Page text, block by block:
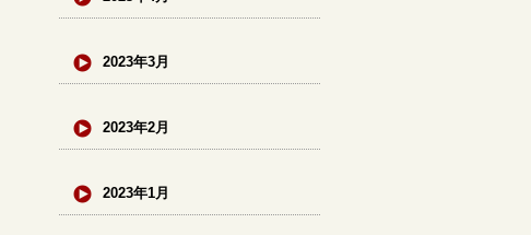
2023年3月
2023年2月
2023年1月